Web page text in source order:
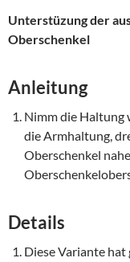
Unterstüzung der
Oberschenkel
Anleitung
Nimm die Haltung
die Armhaltung,
Oberschenkel
Details
Diese Variante